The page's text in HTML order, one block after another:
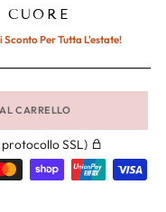
Sconto Per Tutta L'estate!
CARRELLO
SSL)